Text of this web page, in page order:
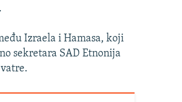
Izraela i Hamasa, koji
sekretara SAD Etnonija